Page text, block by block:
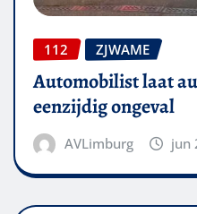
112 ZJWAME
Automobilist laat
eenzijdig ongeval
AVLimburg jun